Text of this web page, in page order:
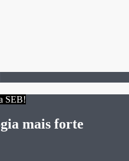
SEB!
mais forte